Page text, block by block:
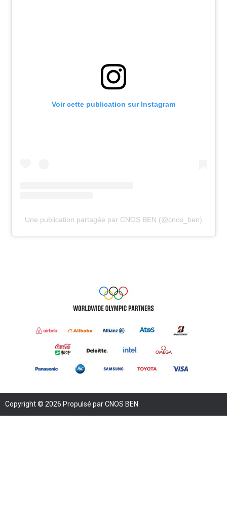
Voir cette publication sur Instagram
Une publication partagée par CNOS BEN (@cnos_ben)
Copyright © 2026 Propulsé par CNOS BEN